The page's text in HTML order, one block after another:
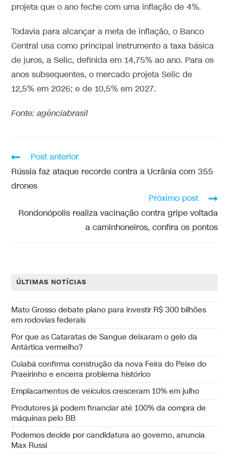
projeta que o ano feche com uma inflação de 4%.
Todavia para alcançar a meta de inflação, o Banco
Central usa como principal instrumento a taxa básica
de juros, a Selic, definida em 14,75% ao ano. Para os
anos subsequentes, o mercado projeta Selic de
12,5% em 2026; e de 10,5% em 2027.
Fonte: agênciabrasil
Post anterior
Rússia faz ataque recorde contra a Ucrânia com 355
drones
Próximo post
Rondonópolis realiza vacinação contra gripe voltada
a caminhoneiros, confira os pontos
ÚLTIMAS NOTÍCIAS
Mato Grosso debate plano para investir R$ 300 bilhões
em rodovias federais
Por que as Cataratas de Sangue deixaram o gelo da
Antártica vermelho?
Cuiabá confirma construção da nova Feira do Peixe do
Praeirinho e encerra problema histórico
Emplacamentos de veículos cresceram 10% em julho
Produtores já podem financiar até 100% da compra de
máquinas pelo BB
Podemos decide por candidatura ao governo, anuncia
Max Russi